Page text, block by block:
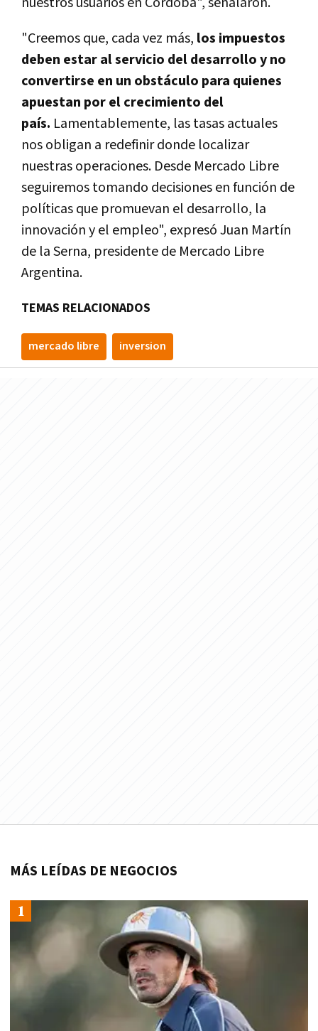
"Creemos que, cada vez más, los impuestos
deben estar al servicio del desarrollo y no
convertirse en un obstáculo para quienes
apuestan por el crecimiento del
país. Lamentablemente, las tasas actuales
nos obligan a redefinir donde localizar
nuestras operaciones. Desde Mercado Libre
seguiremos tomando decisiones en función de
políticas que promuevan el desarrollo, la
innovación y el empleo", expresó Juan Martín
de la Serna, presidente de Mercado Libre
Argentina.
TEMAS RELACIONADOS
mercado libre inversion
MÁS LEÍDAS DE NEGOCIOS